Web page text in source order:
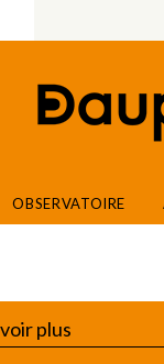
OBSERVATOIRE
plus